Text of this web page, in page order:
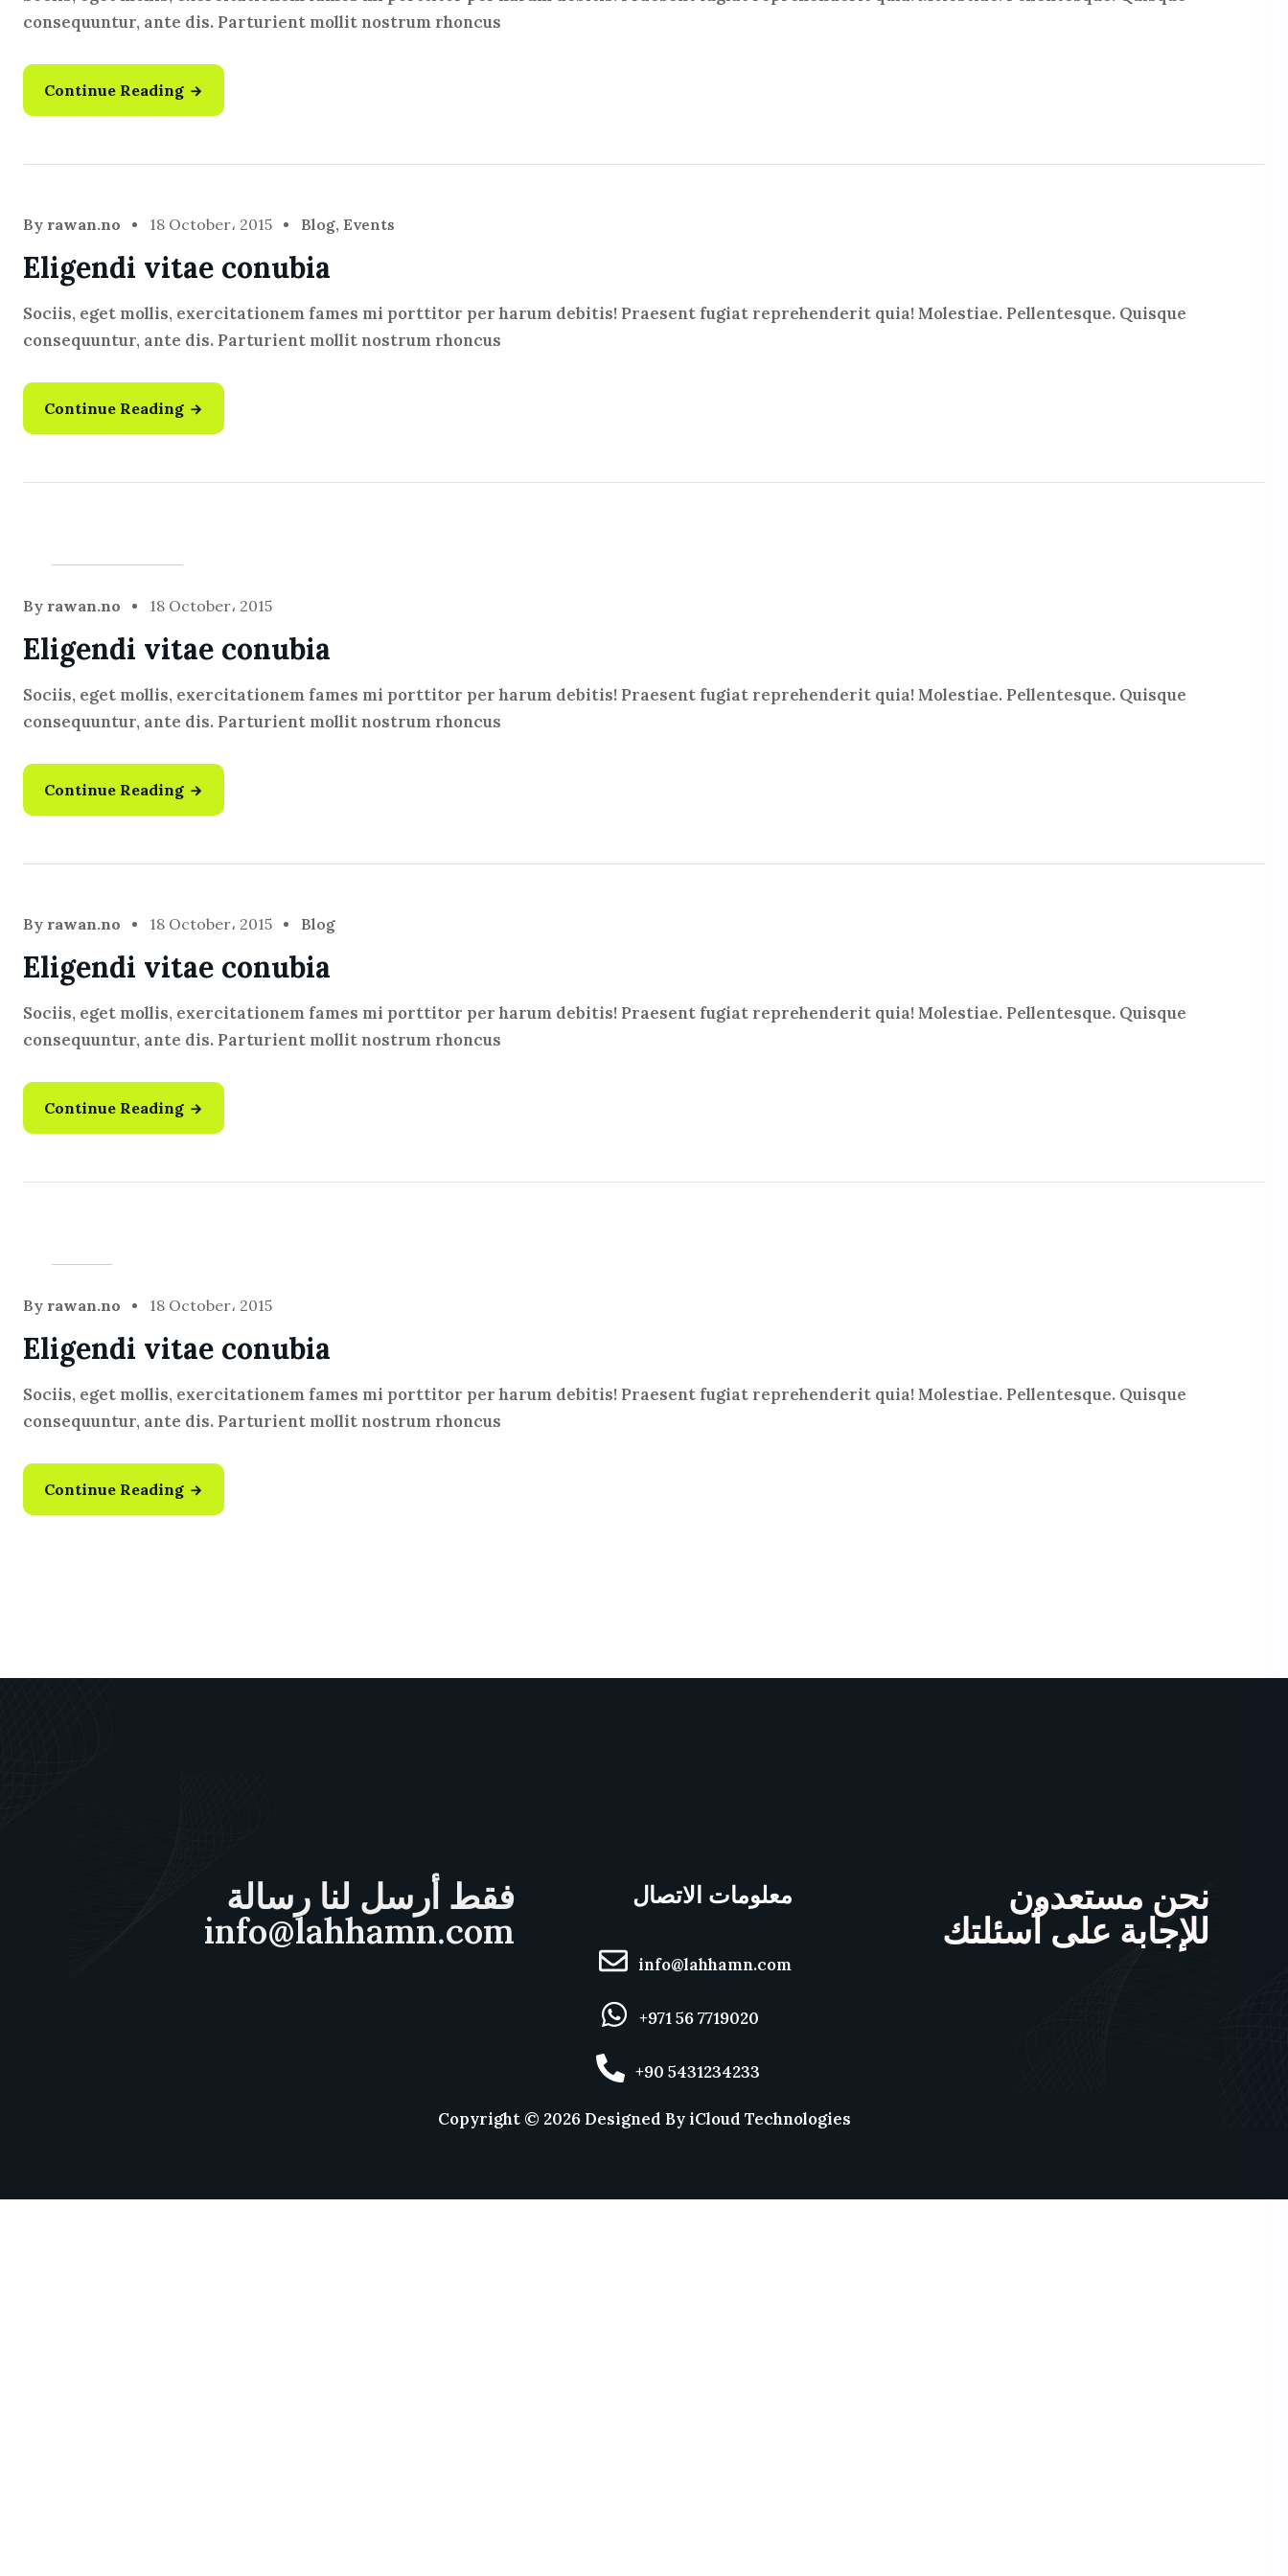
consequuntur, ante dis. Parturient mollit nostrum rhoncus
Continue Reading
By rawan.no 18 October، 2015 Blog, Events
Eligendi vitae conubia
Sociis, eget mollis, exercitationem fames mi porttitor per harum debitis! Praesent fugiat reprehenderit quia! Molestiae. Pellentesque. Quisque
consequuntur, ante dis. Parturient mollit nostrum rhoncus
Continue Reading
By rawan.no 18 October، 2015
Eligendi vitae conubia
Sociis, eget mollis, exercitationem fames mi porttitor per harum debitis! Praesent fugiat reprehenderit quia! Molestiae. Pellentesque. Quisque
consequuntur, ante dis. Parturient mollit nostrum rhoncus
Continue Reading
By rawan.no 18 October، 2015 Blog
Eligendi vitae conubia
Sociis, eget mollis, exercitationem fames mi porttitor per harum debitis! Praesent fugiat reprehenderit quia! Molestiae. Pellentesque. Quisque
consequuntur, ante dis. Parturient mollit nostrum rhoncus
Continue Reading
By rawan.no 18 October، 2015
Eligendi vitae conubia
Sociis, eget mollis, exercitationem fames mi porttitor per harum debitis! Praesent fugiat reprehenderit quia! Molestiae. Pellentesque. Quisque
consequuntur, ante dis. Parturient mollit nostrum rhoncus
Continue Reading
فقط أرسل لنا رسالة
info@lahhamn.com
معلومات الاتصال
info@lahhamn.com
+971 56 7719020
+90 5431234233
نحن مستعدون
للإجابة على أسئلتك
Copyright © 2026Designed ByiCloud Technologies